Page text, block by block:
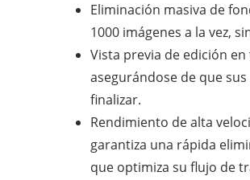
Eliminación masiva de
1000 imágenes a la vez,
Vista previa de edición
asegurándose de que
finalizar.
Rendimiento de alta
garantiza una rápida
que optimiza su flujo de